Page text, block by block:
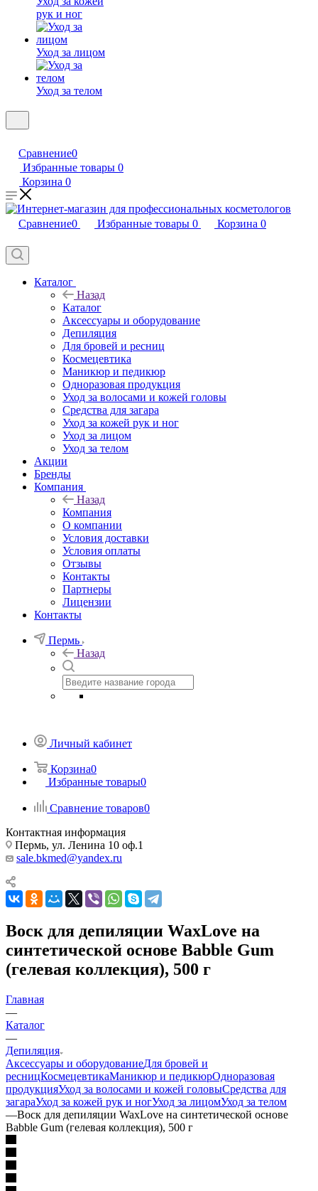
рук и ног
Уход за лицом
Уход за телом
Сравнение0
Избранные товары 0
Корзина 0
Сравнение0 Избранные товары 0 Корзина 0
Каталог
Назад
Каталог
Аксессуары и оборудование
Депиляция
Для бровей и ресниц
Космецевтика
Маникюр и педикюр
Одноразовая продукция
Уход за волосами и кожей головы
Средства для загара
Уход за кожей рук и ног
Уход за лицом
Уход за телом
Акции
Бренды
Компания
Назад
Компания
О компании
Условия доставки
Условия оплаты
Отзывы
Контакты
Партнеры
Лицензии
Контакты
Пермь
Назад
Личный кабинет
Корзина0
Избранные товары0
Сравнение товаров0
Контактная информация
Пермь, ул. Ленина 10 оф.1
sale.bkmed@yandex.ru
Воск для депиляции WaxLove на
синтетической основе Babble Gum
(гелевая коллекция), 500 г
Главная
—
Каталог
—
Депиляция
Аксессуары и оборудованиеДля бровей и
ресницКосмецевтикаМаникюр и педикюрОдноразовая
продукцияУход за волосами и кожей головыСредства для
загараУход за кожей рук и ногУход за лицомУход за телом
—Воск для депиляции WaxLove на синтетической основе
Babble Gum (гелевая коллекция), 500 г